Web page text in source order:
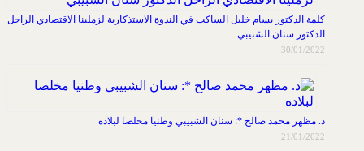
كلمة الدكتور بسام خليل الساكت في الندوة الاستذكارية لزملينا الاقتصادي الراحل
الدكتور سنان الشبيبي
30/01/2022
د. مظهر محمد صالح *: سنان الشبيبي وطنيا مخلصا لبلاده
21/01/2022